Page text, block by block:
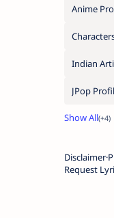
Anime
Indian
JPop
Disclaimer
Request